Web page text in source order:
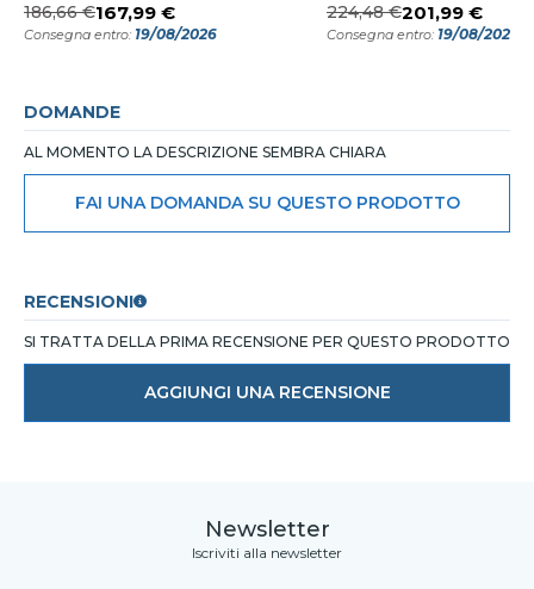
186,66 €167,99 €
Consegna entro: 19/08/2026
224,48 €201,99 €
Consegna entro: 19/08/2026
DOMANDE
AL MOMENTO LA DESCRIZIONE SEMBRA CHIARA
FAI UNA DOMANDA SU QUESTO PRODOTTO
RECENSIONI
SI TRATTA DELLA PRIMA RECENSIONE PER QUESTO PRODOTTO
AGGIUNGI UNA RECENSIONE
Newsletter
Iscriviti alla newsletter